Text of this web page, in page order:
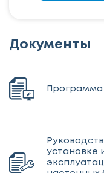
Документы
Программа
установке